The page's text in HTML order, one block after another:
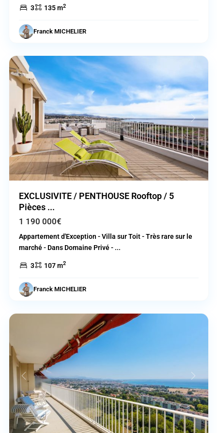
3 135 m2
Franck MICHELIER
Cagnes
sur
Previous Next
EXCLUSIVITE / PENTHOUSE Rooftop / 5
Pièces ...
1 190 000€
Appartement d'Exception - Villa sur Toit - Très rare sur le
marché - Dans Domaine Privé - ...
3 107 m2
Franck MICHELIER
Cagnes
sur
Previous Next